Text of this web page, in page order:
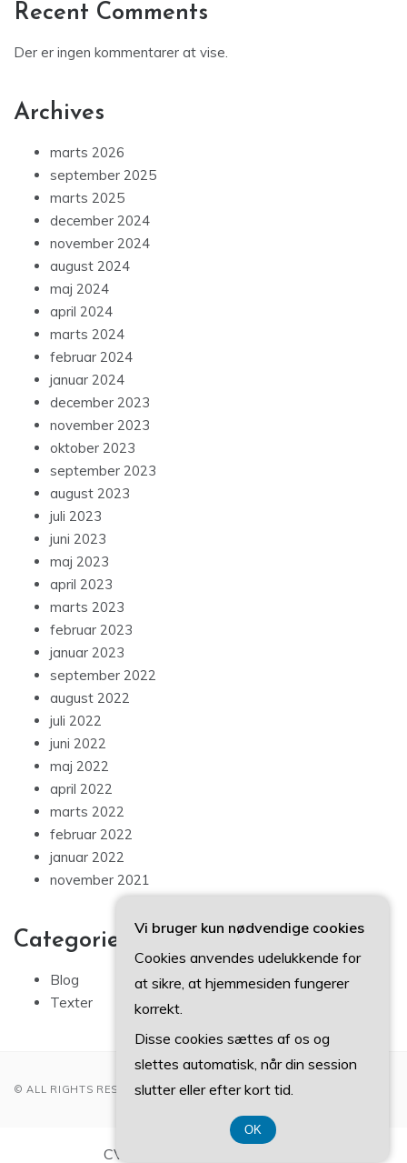
Recent Comments
Der er ingen kommentarer at vise.
Archives
marts 2026
september 2025
marts 2025
december 2024
november 2024
august 2024
maj 2024
april 2024
marts 2024
februar 2024
januar 2024
december 2023
november 2023
oktober 2023
september 2023
august 2023
juli 2023
juni 2023
maj 2023
april 2023
marts 2023
februar 2023
januar 2023
september 2022
august 2022
juli 2022
juni 2022
maj 2022
april 2022
marts 2022
februar 2022
januar 2022
november 2021
Categories
Blog
Texter
© ALL RIGHTS RESERVED 2022
CVR-Nummer DK-374 077 39
Vi bruger kun nødvendige cookies
Cookies anvendes udelukkende for
at sikre, at hjemmesiden fungerer
korrekt.
Disse cookies sættes af os og
slettes automatisk, når din session
slutter eller efter kort tid.
OK